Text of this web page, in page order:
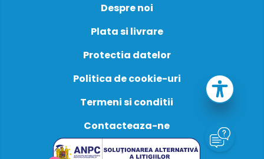
Despre noi
Plata si livrare
Protectia datelor
Politica de cookie-uri
Termeni si conditii
Contacteaza-ne